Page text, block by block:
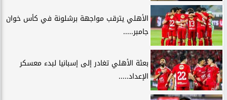
الأهلي يترقب مواجهة برشلونة في كأس خوان
جامبر.....
بعثة الأهلي تغادر إلى إسبانيا لبدء معسكر
الإعداد.....